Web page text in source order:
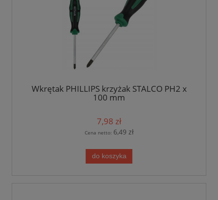
Wkrętak PHILLIPS krzyżak STALCO PH2 x
100 mm
7,98 zł
Cena netto: 6,49 zł
do koszyka